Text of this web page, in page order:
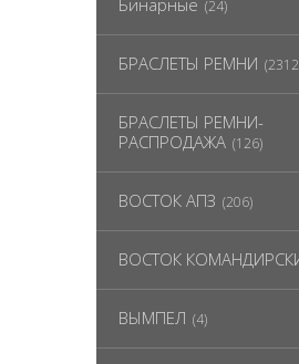
Бинарные (24)
БРАСЛЕТЫ РЕМНИ
БРАСЛЕТЫ РЕМНИ-
РАСПРОДАЖА (126)
ВОСТОК АПЗ (206)
ВОСТОК
ВЫМПЕЛ (4)